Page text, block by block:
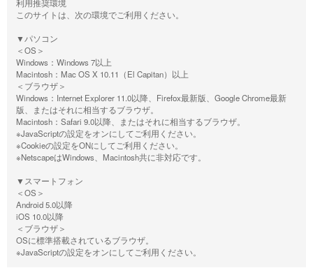
利用推奨環境
このサイトは、次の環境でご利用ください。
▼パソコン
＜OS＞
Windows：Windows 7以上
Macintosh：Mac OS X 10.11（El Capitan）以上
＜ブラウザ＞
Windows：Internet Explorer 11.0以降、Firefox最新版、Google Chrome最新
版、またはそれに相当するブラウザ。
Macintosh：Safari 9.0以降、またはそれに相当するブラウザ。
※JavaScriptの設定をオンにしてご利用ください。
※Cookieの設定をONにしてご利用ください。
※NetscapeはWindows、Macintosh共に非対応です。
▼スマートフォン
＜OS＞
Android 5.0以降
iOS 10.0以降
＜ブラウザ＞
OSに標準搭載されているブラウザ。
※JavaScriptの設定をオンにしてご利用ください。